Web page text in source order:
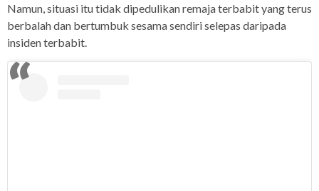
Namun, situasi itu tidak dipedulikan remaja terbabit yang terus
berbalah dan bertumbuk sesama sendiri selepas daripada
insiden terbabit.